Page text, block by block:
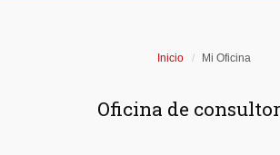
Inicio Mi Oficina
Oficina de